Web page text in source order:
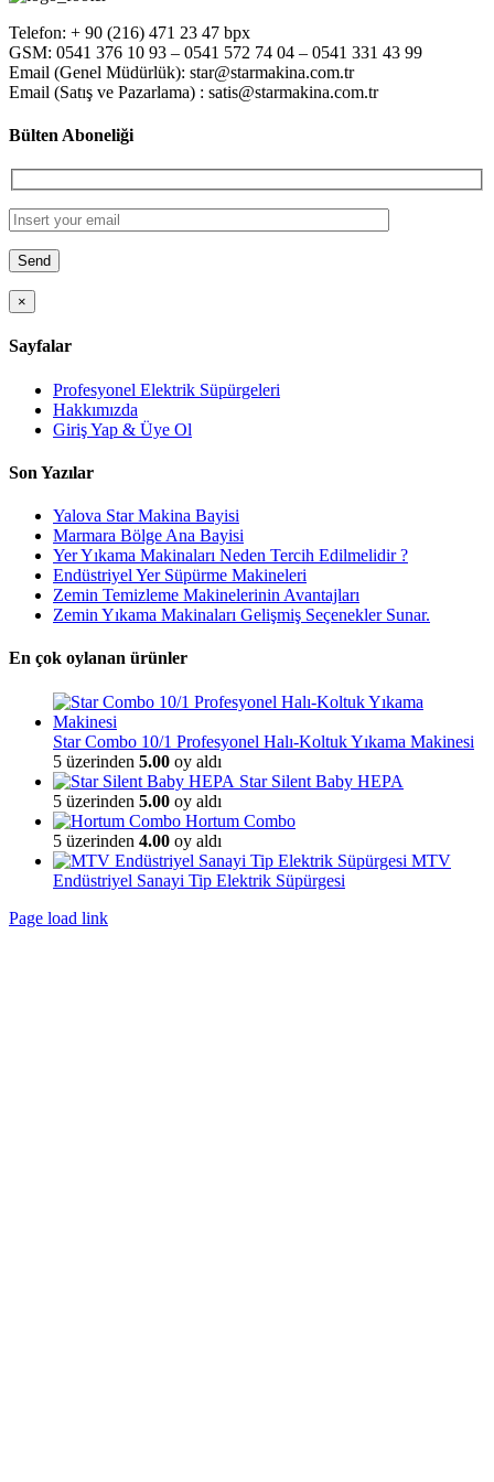
Telefon: + 90 (216) 471 23 47 bpx
GSM: 0541 376 10 93 – 0541 572 74 04 – 0541 331 43 99
Email (Genel Müdürlük): star@starmakina.com.tr
Email (Satış ve Pazarlama) : satis@starmakina.com.tr
Bülten Aboneliği
×
Sayfalar
Profesyonel Elektrik Süpürgeleri
Hakkımızda
Giriş Yap & Üye Ol
Son Yazılar
Yalova Star Makina Bayisi
Marmara Bölge Ana Bayisi
Yer Yıkama Makinaları Neden Tercih Edilmelidir ?
Endüstriyel Yer Süpürme Makineleri
Zemin Temizleme Makinelerinin Avantajları
Zemin Yıkama Makinaları Gelişmiş Seçenekler Sunar.
En çok oylanan ürünler
Star Combo 10/1 Profesyonel Halı-Koltuk Yıkama Makinesi
5 üzerinden 5.00 oy aldı
Star Silent Baby HEPA
5 üzerinden 5.00 oy aldı
Hortum Combo
5 üzerinden 4.00 oy aldı
MTV
Endüstriyel Sanayi Tip Elektrik Süpürgesi
Page load link